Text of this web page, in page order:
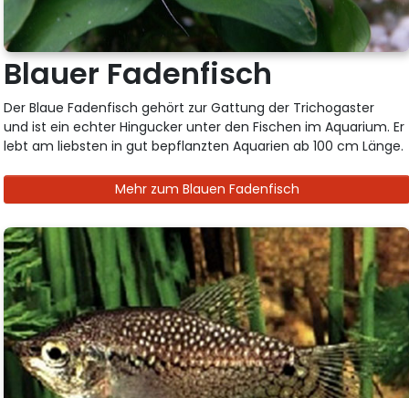
Blauer Fadenfisch
Der Blaue Fadenfisch gehört zur Gattung der Trichogaster
und ist ein echter Hingucker unter den Fischen im Aquarium. Er
lebt am liebsten in gut bepflanzten Aquarien ab 100 cm Länge.
Mehr zum Blauen Fadenfisch